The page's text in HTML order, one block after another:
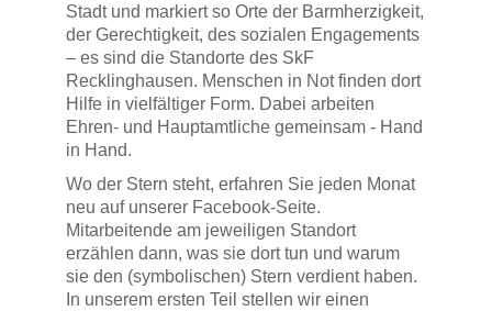
Stadt und markiert so Orte der Barmherzigkeit,
der Gerechtigkeit, des sozialen Engagements
– es sind die Standorte des SkF
Recklinghausen. Menschen in Not finden dort
Hilfe in vielfältiger Form. Dabei arbeiten
Ehren- und Hauptamtliche gemeinsam - Hand
in Hand.
Wo der Stern steht, erfahren Sie jeden Monat
neu auf unserer Facebook-Seite.
Mitarbeitende am jeweiligen Standort
erzählen dann, was sie dort tun und warum
sie den (symbolischen) Stern verdient haben.
In unserem ersten Teil stellen wir einen